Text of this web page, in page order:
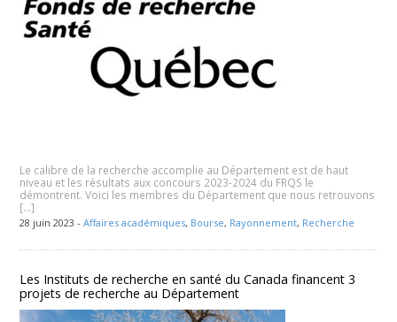
Le calibre de la recherche accomplie au Département est de haut
niveau et les résultats aux concours 2023-2024 du FRQS le
démontrent. Voici les membres du Département que nous retrouvons
[…]
28 juin 2023 -Affaires académiques, Bourse, Rayonnement, Recherche
Les Instituts de recherche en santé du Canada financent 3
projets de recherche au Département